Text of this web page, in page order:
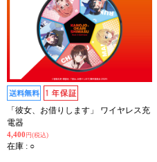
「彼女、お借りします」 ワイヤレス充
電器
4,400 円(税込)
在庫 : ○